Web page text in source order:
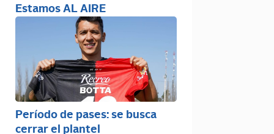
Estamos AL AIRE
Período de pases: se busca
cerrar el plantel